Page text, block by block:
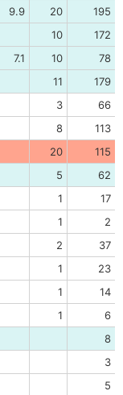
9.9 20
195
10
172
7.1 10
78
11
179
3
66
8
113
20
115
5
62
1
17
1
2
2
37
1
23
1
14
1
6
8
3
5